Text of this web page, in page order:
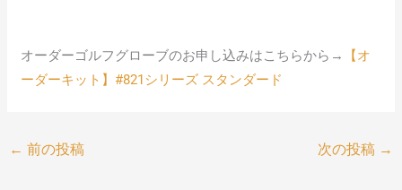
オーダーゴルフグローブのお申し込みはこちらから→
【オ
ーダーキット】#821シリーズ スタンダード
← 前の投稿 次の投稿 →